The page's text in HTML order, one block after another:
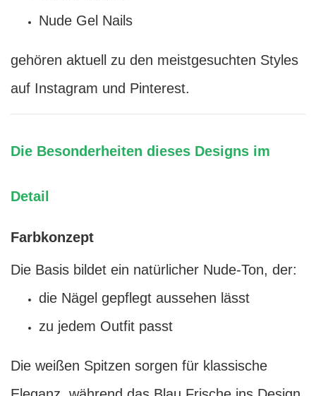
Nude Gel Nails
gehören aktuell zu den meistgesuchten Styles
auf Instagram und Pinterest.
Die Besonderheiten dieses Designs im
Detail
Farbkonzept
Die Basis bildet ein natürlicher Nude-Ton, der:
die Nägel gepflegt aussehen lässt
zu jedem Outfit passt
Die weißen Spitzen sorgen für klassische